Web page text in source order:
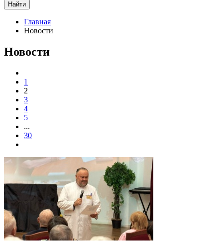
Найти
Главная
Новости
Новости
1
2
3
4
5
...
30